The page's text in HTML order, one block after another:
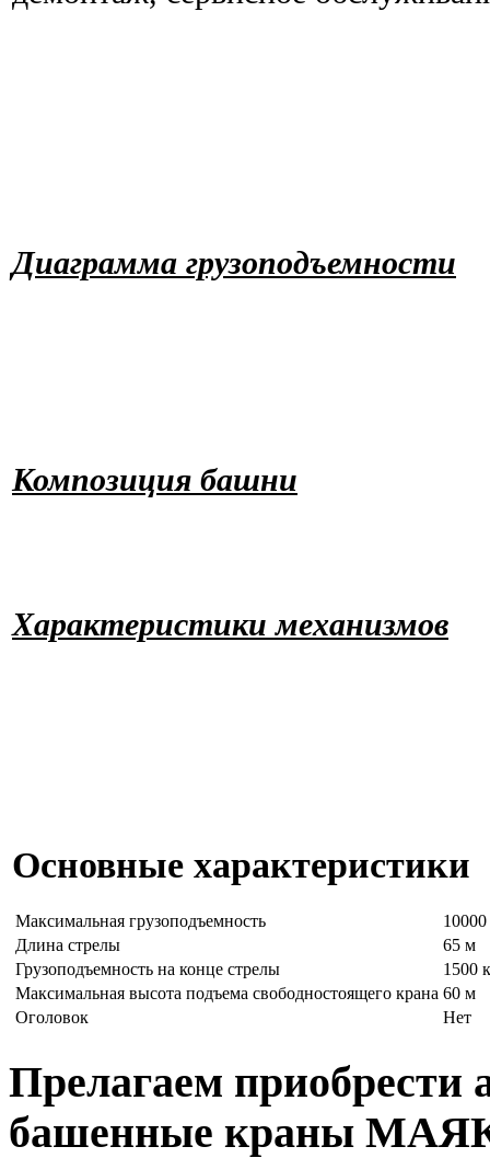
Диаграмма грузоподъемности
Композиция башни
Характериcтики механизмов
Основные характеристики
Максимальная грузоподъемность
10000
Длина стрелы
65 м
Грузоподъемность на конце стрелы
1500
Максимальная высота подъема свободностоящего крана 60 м
Оголовок
Нет
Прелагаем приобрести
башенные краны